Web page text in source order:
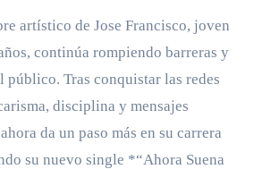
artístico de Jose Francisco, joven
continúa rompiendo barreras y
público. Tras conquistar las redes
disciplina y mensajes
da un paso más en su carrera
su nuevo single *“Ahora Suena